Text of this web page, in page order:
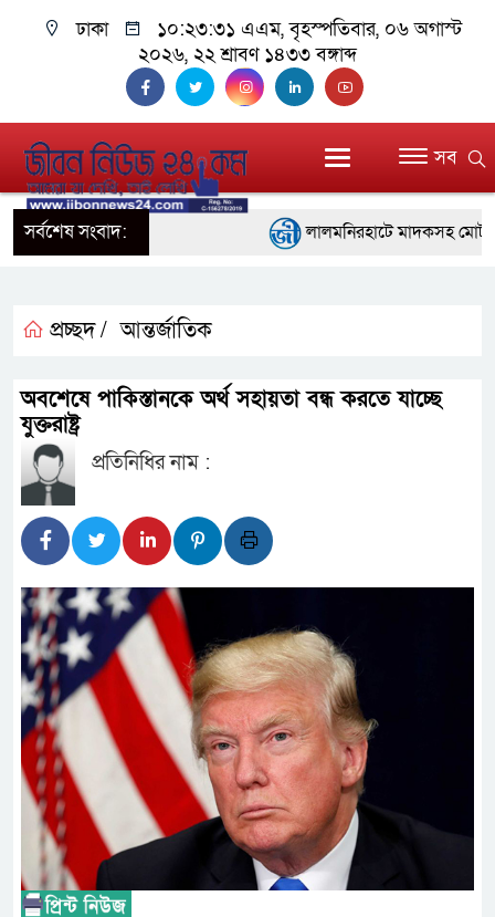
ঢাকা ১০:২৩:৩২ এএম, বৃহস্পতিবার, ০৬ অগাস্ট
২০২৬, ২২ শ্রাবণ ১৪৩৩ বঙ্গাব্দ
সব
সর্বশেষ সংবাদ:
লালমনিরহাটে মাদকসহ
বাগেরহাট মেডিকেল
জনপ্রত্যাশা পূরণে সমঝোতার
হবে : স্বরাষ্ট্রমন্ত্রী
নিরাপদ পানি ব্যবস্থাপনা
ডিসেম্বরের মধ্যে কৃষকদের
প্রধানমন্ত্রীর
প্রচ্ছদ / আন্তর্জাতিক
অবশেষে পাকিস্তানকে অর্থ সহায়তা বন্ধ করতে যাচ্ছে
যুক্তরাষ্ট্র
প্রতিনিধির নাম :